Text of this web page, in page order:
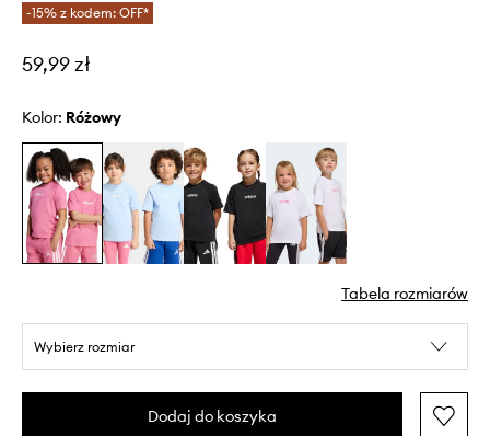
-15% z kodem: OFF*
59,99 zł
Kolor: różowy
Tabela rozmiarów
Wybierz rozmiar
Dodaj do koszyka